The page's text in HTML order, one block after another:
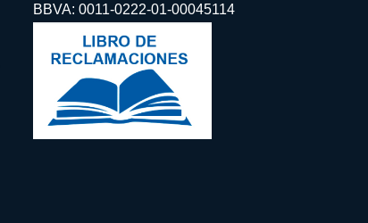
BBVA: 0011-0222-01-00045114